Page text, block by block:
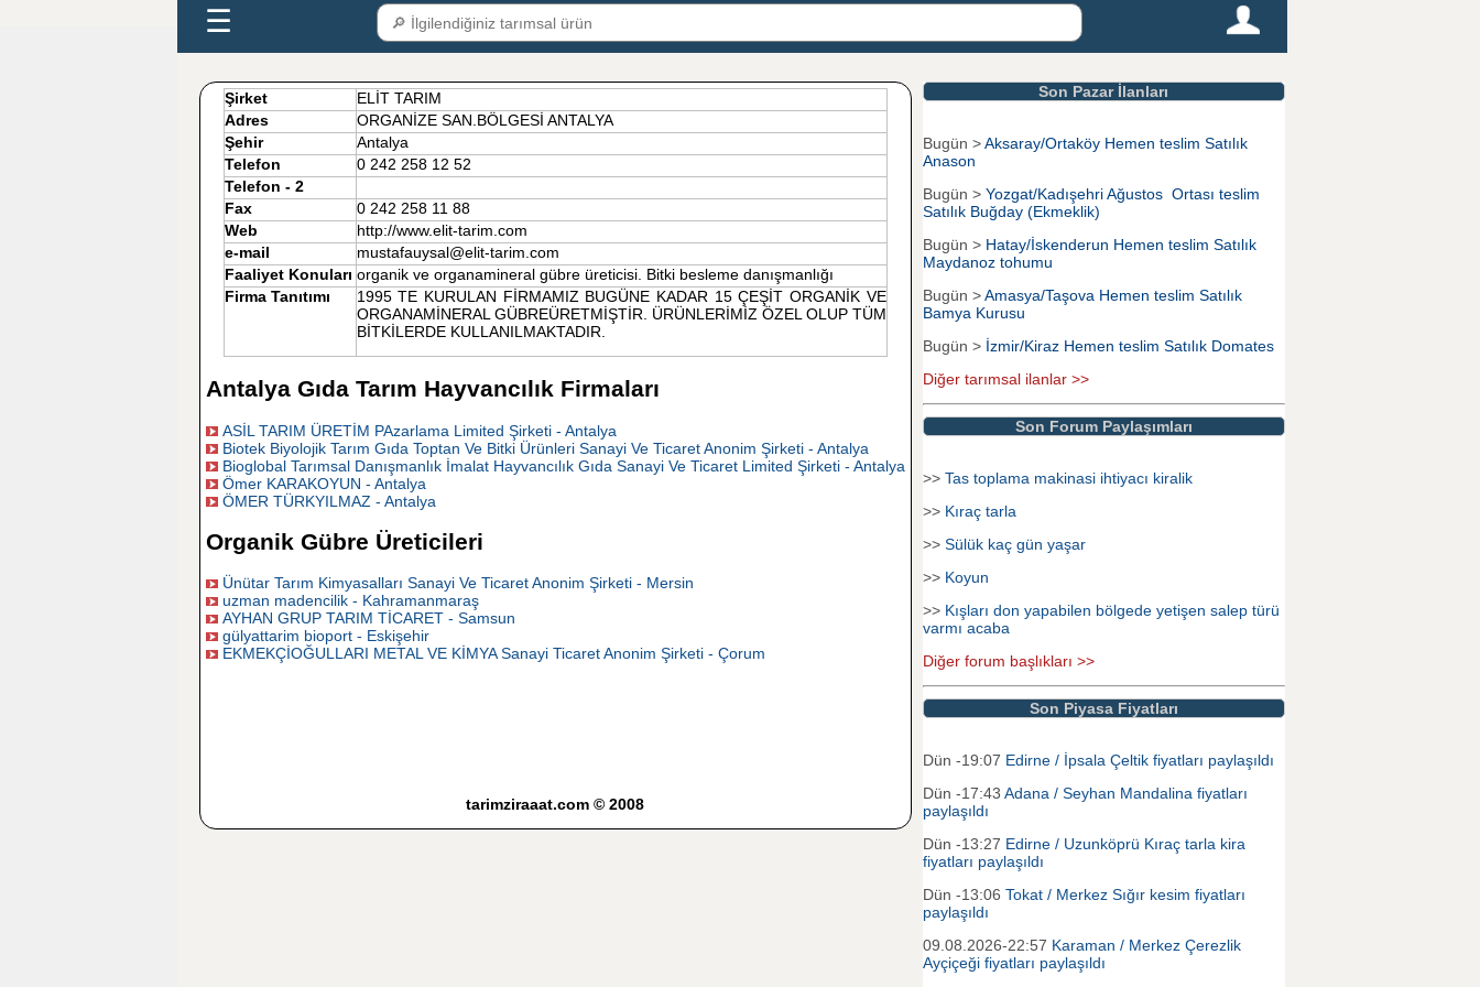
☰
Şirket
ELİT TARIM
Adres
ORGANİZE SAN.BÖLGESİ ANTALYA
Şehir
Antalya
Telefon
0 242 258 12 52
Telefon - 2
Fax
0 242 258 11 88
Web
http://www.elit-tarim.com
e-mail
mustafauysal@elit-tarim.com
Faaliyet Konuları organik ve organamineral gübre üreticisi. Bitki besleme danışmanlığı
Firma Tanıtımı
1995 TE KURULAN FİRMAMIZ BUGÜNE KADAR 15 ÇEŞİT ORGANİK VE
ORGANAMİNERAL GÜBREÜRETMİŞTİR. ÜRÜNLERİMİZ ÖZEL OLUP TÜM
BİTKİLERDE KULLANILMAKTADIR.
Antalya Gıda Tarım Hayvancılık Firmaları
ASİL TARIM ÜRETİM PAzarlama Limited Şirketi - Antalya
Biotek Biyolojik Tarım Gıda Toptan Ve Bitki Ürünleri Sanayi Ve Ticaret Anonim Şirketi - Antalya
Bioglobal Tarımsal Danışmanlık İmalat Hayvancılık Gıda Sanayi Ve Ticaret Limited Şirketi - Antalya
Ömer KARAKOYUN - Antalya
ÖMER TÜRKYILMAZ - Antalya
Organik Gübre Üreticileri
Ünütar Tarım Kimyasalları Sanayi Ve Ticaret Anonim Şirketi - Mersin
uzman madencilik - Kahramanmaraş
AYHAN GRUP TARIM TİCARET - Samsun
gülyattarim bioport - Eskişehir
EKMEKÇİOĞULLARI METAL VE KİMYA Sanayi Ticaret Anonim Şirketi - Çorum
tarimziraaat.com © 2008
Son Pazar İlanları
Bugün >Aksaray/Ortaköy Hemen teslim Satılık
Anason
Bugün > Yozgat/Kadışehri Ağustos Ortası teslim
Satılık Buğday (Ekmeklik)
Bugün > Hatay/İskenderun Hemen teslim Satılık
Maydanoz tohumu
Bugün >Amasya/Taşova Hemen teslim Satılık
Bamya Kurusu
Bugün > İzmir/Kiraz Hemen teslim Satılık Domates
Diğer tarımsal ilanlar >>
Son Forum Paylaşımları
>> Tas toplama makinasi ihtiyacı kiralik
>> Kıraç tarla
>> Sülük kaç gün yaşar
>> Koyun
>> Kışları don yapabilen bölgede yetişen salep türü
varmı acaba
Diğer forum başlıkları >>
Son Piyasa Fiyatları
Dün -19:07 Edirne / İpsala Çeltik fiyatları paylaşıldı
Dün -17:43 Adana / Seyhan Mandalina fiyatları
paylaşıldı
Dün -13:27 Edirne / Uzunköprü Kıraç tarla kira
fiyatları paylaşıldı
Dün -13:06 Tokat / Merkez Sığır kesim fiyatları
paylaşıldı
09.08.2026-22:57 Karaman / Merkez Çerezlik
Ayçiçeği fiyatları paylaşıldı